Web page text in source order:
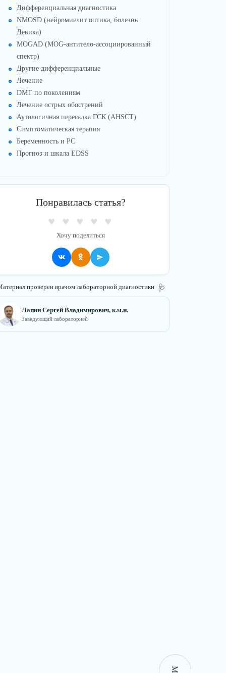
Дифференциальная диагностика
NMOSD (нейромиелит оптика, болезнь
Девика)
MOGAD (MOG-антитело-ассоциированный
спектр)
Другие дифференциальные
Лечение
DMT по поколениям
Лечение острых обострений
Аутологичная пересадка ГСК (AHSCT)
Симптоматическая терапия
Беременность и РС
Прогноз и шкала EDSS
Понравилась статья?
♥ ♥ ♥ ♥ ♥
Хочу поделиться
проверен врачом лабораторной диагностики 🩺
Лапин Сергей Владимирович, к.м.н.
Заведующий лабораторией